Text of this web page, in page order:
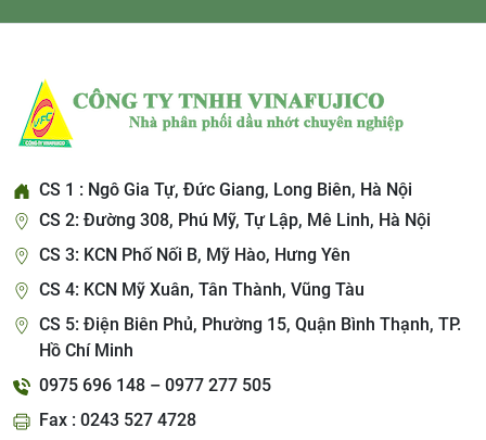
CS 1 : Ngô Gia Tự, Đức Giang, Long Biên, Hà Nội
CS 2: Đường 308, Phú Mỹ, Tự Lập, Mê Linh, Hà Nội
CS 3: KCN Phố Nối B, Mỹ Hào, Hưng Yên
CS 4: KCN Mỹ Xuân, Tân Thành, Vũng Tàu
CS 5: Điện Biên Phủ, Phường 15, Quận Bình Thạnh, TP.
Hồ Chí Minh
0975 696 148 – 0977 277 505
Fax : 0243 527 4728